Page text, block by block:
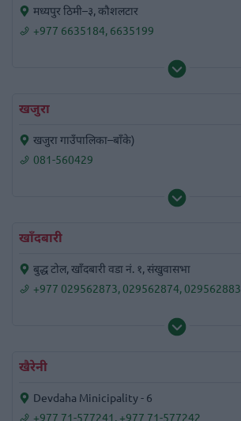
मध्यपुर ठिमी–३, कौशलटार
+977 6635184, 6635199
खजुरा
खजुरा गाउँपालिका–बाँके)
081-560429
खाँदबारी
बुद्ध टोल, खाँदबारी वडा नं. १, संखुवासभा
+977 029562873, 029562874, 029562883
खैरेनी
Devdaha Minicipality - 6
+977 71-577241 , +977 71-577242